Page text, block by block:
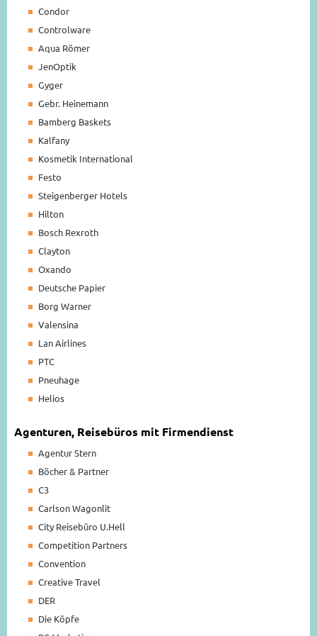
Condor
Controlware
Aqua Römer
JenOptik
Gyger
Gebr. Heinemann
Bamberg Baskets
Kalfany
Kosmetik International
Festo
Steigenberger Hotels
Hilton
Bosch Rexroth
Clayton
Oxando
Deutsche Papier
Borg Warner
Valensina
Lan Airlines
PTC
Pneuhage
Helios
Agenturen, Reisebüros mit Firmendienst
Agentur Stern
Böcher & Partner
C3
Carlson Wagonlit
City Reisebüro U.Hell
Competition Partners
Convention
Creative Travel
DER
Die Köpfe